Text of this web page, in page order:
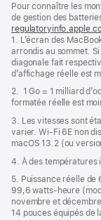
de
page
de
bas
de
page
Pour connaître les
de gestion des
1. L’écran des
arrondis au sommet.
diagonale fait
d’affichage réelle est
2. 1 Go = 1 milliard
formatée réelle est
3. Les vitesses sont
varier. Wi‑Fi 6E non
macOS 13.2 (ou
4. À des températures
5. Puissance réelle
99,6 watts-heure
novembre et
14 pouces équipés de